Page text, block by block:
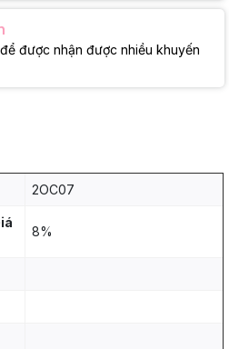
được nhận được nhiều khuyến
2OC07
8%